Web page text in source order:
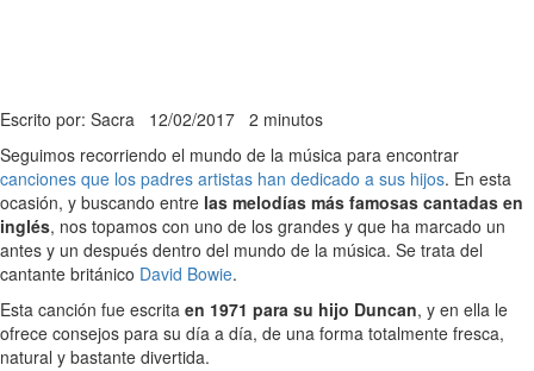
Escrito por: Sacra 12/02/2017 2 minutos
Seguimos recorriendo el mundo de la música para encontrar
canciones que los padres artistas han dedicado a sus hijos. En esta
ocasión, y buscando entre las melodías más famosas cantadas en
inglés, nos topamos con uno de los grandes y que ha marcado un
antes y un después dentro del mundo de la música. Se trata del
cantante británico David Bowie.
Esta canción fue escrita en 1971 para su hijo Duncan, y en ella le
ofrece consejos para su día a día, de una forma totalmente fresca,
natural y bastante divertida.